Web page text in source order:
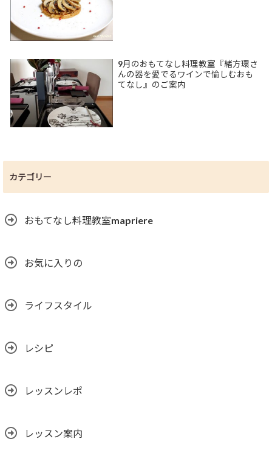
9月のおもてなし料理教室『緒方環さ
んの器を愛でるワインで愉しむおも
てなし』のご案内
カテゴリー
おもてなし料理教室mapriere
お気に入りの
ライフスタイル
レシピ
レッスンレポ
レッスン案内